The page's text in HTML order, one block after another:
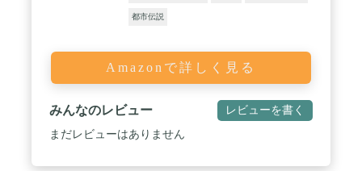
都市伝説
Amazonで詳しく見る
みんなのレビュー レビューを書く
まだレビューはありません